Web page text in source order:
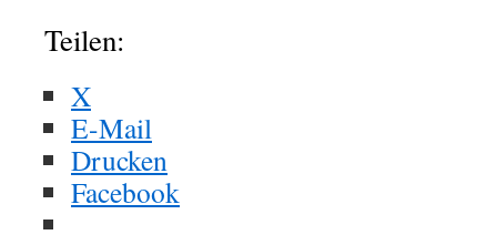
Teilen:
X
E-Mail
Drucken
Facebook